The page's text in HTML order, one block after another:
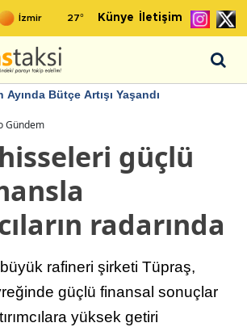
27° Künye İletişim
Ayında Bütçe Artışı Yaşandı
Gündem
güçlü
radarında
rafineri şirketi Tüpraş,
güçlü finansal sonuçlar
yüksek getiri